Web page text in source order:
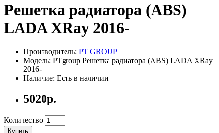
Решетка радиатора (ABS)
LADA XRay 2016-
Производитель: PT GROUP
Модель: PTgroup Решетка радиатора (ABS) LADA XRay
2016-
Наличие: Есть в наличии
5020р.
Количество
Купить